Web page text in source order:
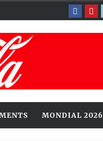
MONDIAL 2026